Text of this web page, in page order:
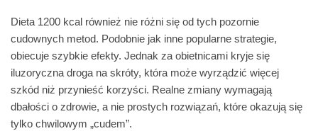
Dieta 1200 kcal również nie różni się od tych pozornie
cudownych metod. Podobnie jak inne popularne strategie,
obiecuje szybkie efekty. Jednak za obietnicami kryje się
iluzoryczna droga na skróty, która może wyrządzić więcej
szkód niż przynieść korzyści. Realne zmiany wymagają
dbałości o zdrowie, a nie prostych rozwiązań, które okazują się
tylko chwilowym „cudem”.